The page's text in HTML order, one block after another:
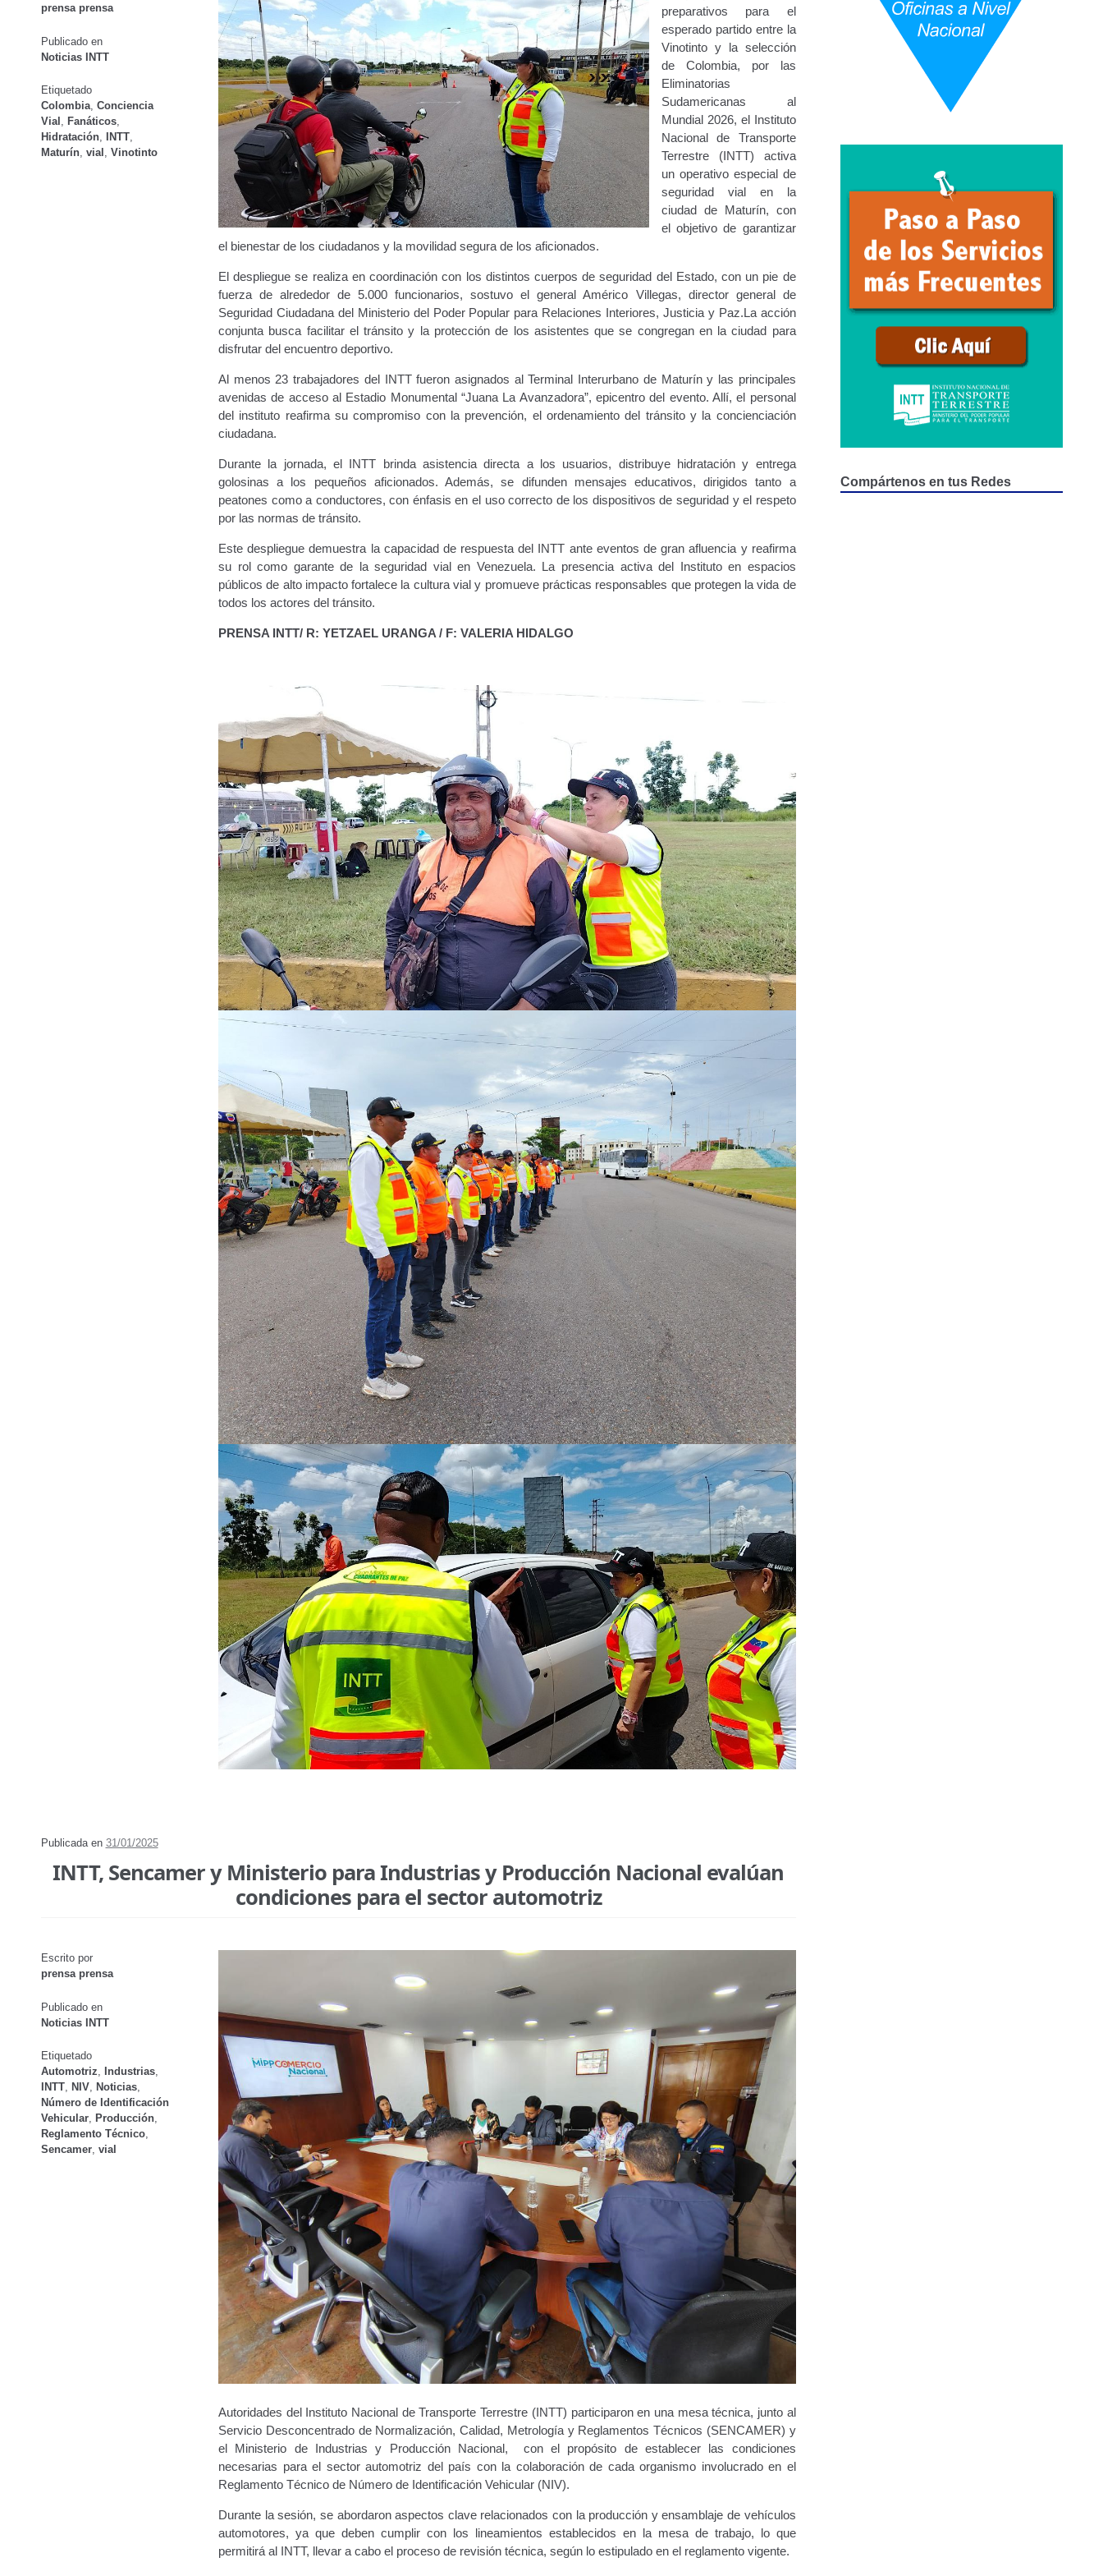
Otorgamiento de autorización para publicidad en vehículos.
Otorgamiento de la Certificación de Prestación de Servicio (CPS) de Transporte Público de Personas (RUTAS SUB URBANAS-INTERURBANAS) – Frecuentes
Pago Electrónico de Trámites en Línea Paso a Paso Planilla Única de Trámite Registro Original de Licencia de Conducir Tercer Grado (3°).
Registro Original de Licencia para Conducir Cuarto Grado (4°). Registro Original de Licencia para Conducir Quinto Grado (5°).
Registro Original de Licencia para Conducir Segundo Grado (2°) – (Mayores de 16 años). Registro Original de Licencia para Conducir Segundo Grado (2°) – (Mayores de 18 años).
Registro Original de Licencia para Conducir Tercer Grado (3°) – (Mayores de 16 y menores de 18 años).
Tarifa por Concepto de Guarda y Custodia de Vehículos en Estacionamiento Trabajos en la Vía Pública Transporte de Carga Transporte Internacional
Traspasos y otros modos de Transferir la Propiedad del Vehículo – Servicio Frecuente Vehículo Vehículos Recuperados Depositados en Estacionamiento de Guarda y Custodia
prensa prensa
Publicado en
Noticias INTT
Etiquetado
Colombia, Conciencia
Vial
Fanáticos,
Hidratación, INTT,
Maturín, vial Vinotinto
preparativos para el
esperado partido entre la
Vinotinto y la selección
de Colombia, por las
Eliminatorias
Sudamericanas al
Mundial 2026, el Instituto
Nacional de Transporte
Terrestre (INTT) activa
un operativo especial de
seguridad vial en la
ciudad de Maturín, con
el objetivo de garantizar
el bienestar de los ciudadanos y la movilidad segura de los aficionados.
El despliegue se realiza en coordinación con los distintos cuerpos de seguridad del Estado, con un pie de
fuerza de alrededor de 5.000 funcionarios, sostuvo el general Américo Villegas, director general de
Seguridad Ciudadana del Ministerio del Poder Popular para Relaciones Interiores, Justicia y Paz.La acción
conjunta busca facilitar el tránsito y la protección de los asistentes que se congregan en la ciudad para
disfrutar del encuentro deportivo.
Al menos 23 trabajadores del INTT fueron asignados al Terminal Interurbano de Maturín y las principales
avenidas de acceso al Estadio Monumental “Juana La Avanzadora”, epicentro del evento. Allí, el personal
del instituto reafirma su compromiso con la prevención, el ordenamiento del tránsito y la concienciación
ciudadana.
Durante la jornada, el INTT brinda asistencia directa a los usuarios, distribuye hidratación y entrega
golosinas a los pequeños aficionados. Además, se difunden mensajes educativos, dirigidos tanto a
peatones como a conductores, con énfasis en el uso correcto de los dispositivos de seguridad y el respeto
por las normas de tránsito.
Este despliegue demuestra la capacidad de respuesta del INTT ante eventos de gran afluencia y reafirma
su rol como garante de la seguridad vial en Venezuela. La presencia activa del Instituto en espacios
públicos de alto impacto fortalece la cultura vial y promueve prácticas responsables que protegen la vida de
todos los actores del tránsito.
PRENSA INTT/ R: YETZAEL URANGA / F: VALERIA HIDALGO
Publicada en 31/01/2025
INTT, Sencamer y Ministerio para Industrias y Producción Nacional evalúan
condiciones para el sector automotriz
Escrito por
prensa prensa
Publicado en
Noticias INTT
Etiquetado
Automotriz
Industrias,
INTT, NIV, Noticias,
Número de Identificación
Vehicular, Producción,
Reglamento Técnico,
Sencamer, vial
Autoridades del Instituto Nacional de Transporte Terrestre (INTT) participaron en una mesa técnica, junto al
Servicio Desconcentrado de Normalización, Calidad, Metrología y Reglamentos Técnicos (SENCAMER) y
el Ministerio de Industrias y Producción Nacional, con el propósito de establecer las condiciones
necesarias para el sector automotriz del país con la colaboración de cada organismo involucrado en el
Reglamento Técnico de Número de Identificación Vehicular (NIV).
Durante la sesión, se abordaron aspectos clave relacionados con la producción y ensamblaje de vehículos
automotores, ya que deben cumplir con los lineamientos establecidos en la mesa de trabajo, lo que
permitirá al INTT, llevar a cabo el proceso de revisión técnica, según lo estipulado en el reglamento vigente.
Compártenos en tus Redes